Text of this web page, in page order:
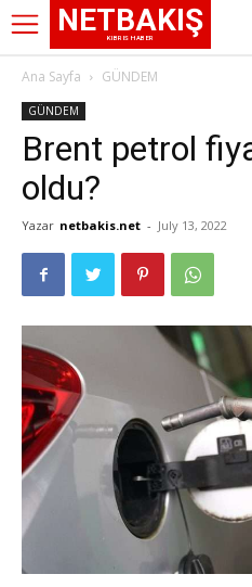
NETBAKIŞ
KIBRIS HABER
Ana Sayfa GÜNDEM
GÜNDEM
Brent petrol
oldu?
Yazar netbakis.net - July 13, 2022